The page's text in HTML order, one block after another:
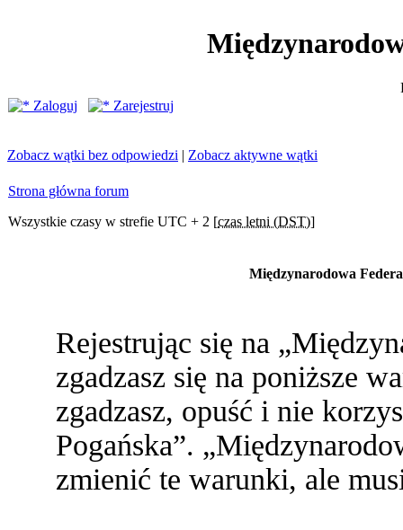
Zaloguj
Zarejestruj
Zobacz wątki bez odpowiedzi | Zobacz aktywne wątki
Strona główna forum
Wszystkie czasy w strefie UTC + 2 [czas letni (DST)]
Międzynarodowa
Rejestrując się na
zgadzasz się na poniższe
zgadzasz, opuść i nie
Pogańska”.
zmienić te warunki, ale